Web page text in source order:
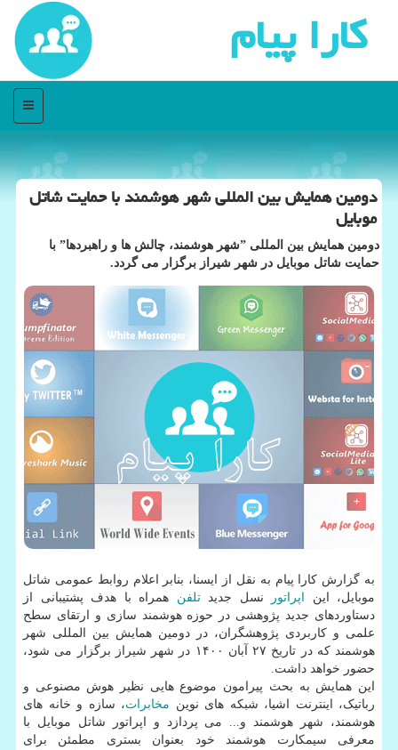
كارا پیام
منو
دومین همایش بین المللی شهر هوشمند با حمایت شاتل
موبایل
دومین همایش بین المللی ˮشهر هوشمند، چالش ها و راهبردهاˮ با
حمایت شاتل موبایل در شهر شیراز برگزار می گردد.
به گزارش کارا پیام به نقل از ایسنا، بنابر اعلام روابط عمومی شاتل
موبایل، این
اپراتور نسل جدیدتلفن همراه با هدف پشتیبانی از
دستاوردهای جدید پژوهشی در حوزه هوشمند سازی و ارتقای سطح
علمی و کاربردی پژوهشگران، در دومین همایش بین المللی شهر
هوشمند که در تاریخ ۲۷ آبان ۱۴۰۰ در شهر شیراز برگزار می شود،
حضور خواهد داشت.
این همایش به بحث پیرامون موضوع هایی نظیر هوش مصنوعی و
رباتیک، اینترنت اشیا، شبکه های نوین مخابرات، سازه و خانه های
هوشمند، شهر هوشمند و... می پردازد و اپراتور شاتل موبایل با
معرفی سیمکارت هوشمند خود بعنوان بستری مطمئن برای